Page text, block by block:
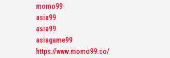
momo99
asia99
asia99
asiagame99
https://www.momo99.co/